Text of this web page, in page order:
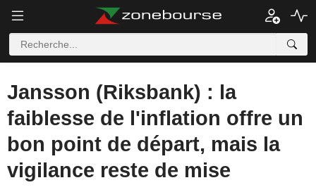
Jansson (Riksbank) : la
faiblesse de l'inflation offre un
bon point de départ, mais la
vigilance reste de mise